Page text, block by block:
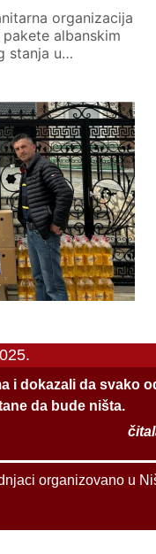
organizacija
albanskim
stanja u…
i dokazali da svako
da bude ništa.
organizovano u